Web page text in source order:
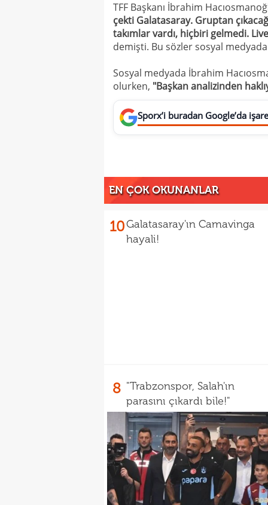
TFF Başkanı İbrahim
çekti Galatasaray. Gruptan
takımlar vardı, hiçbiri gelmedi.
demişti. Bu sözler sosyal medyada
Sosyal medyada İbrahim
olurken, "Başkan analizinden
Sporx’i buradan Google’da
EN ÇOK OKUNANLAR
10Galatasaray'ın Camavinga
hayali!
8 "Trabzonspor, Salah'ın
parasını çıkardı bile!"